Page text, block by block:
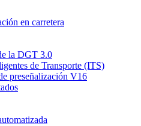
en carretera
la DGT 3.0
de Transporte (ITS)
preseñalización V16